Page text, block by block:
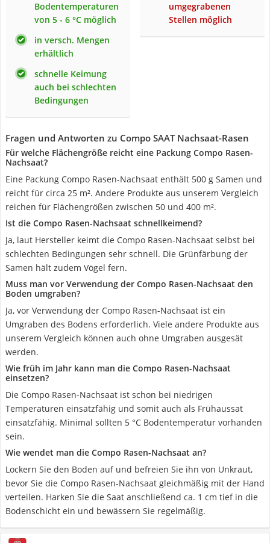
Bodentemperaturen
von 5 - 6 °C möglich
in versch. Mengen
erhältlich
schnelle Keimung
auch bei schlechten
Bedingungen
umgegrabenen
Stellen möglich
Fragen und Antworten zu Compo SAAT Nachsaat-Rasen
Für welche Flächengröße reicht eine Packung Compo Rasen-
Nachsaat?
Eine Packung Compo Rasen-Nachsaat enthält 500 g Samen und
reicht für circa 25 m². Andere Produkte aus unserem Vergleich
reichen für Flächengrößen zwischen 50 und 400 m².
Ist die Compo Rasen-Nachsaat schnellkeimend?
Ja, laut Hersteller keimt die Compo Rasen-Nachsaat selbst bei
schlechten Bedingungen sehr schnell. Die Grünfärbung der
Samen hält zudem Vögel fern.
Muss man vor Verwendung der Compo Rasen-Nachsaat den
Boden umgraben?
Ja, vor Verwendung der Compo Rasen-Nachsaat ist ein
Umgraben des Bodens erforderlich. Viele andere Produkte aus
unserem Vergleich können auch ohne Umgraben ausgesät
werden.
Wie früh im Jahr kann man die Compo Rasen-Nachsaat
einsetzen?
Die Compo Rasen-Nachsaat ist schon bei niedrigen
Temperaturen einsatzfähig und somit auch als Frühaussat
einsatzfähig. Minimal sollten 5 °C Bodentemperatur vorhanden
sein.
Wie wendet man die Compo Rasen-Nachsaat an?
Lockern Sie den Boden auf und befreien Sie ihn von Unkraut,
bevor Sie die Compo Rasen-Nachsaat gleichmäßig mit der Hand
verteilen. Harken Sie die Saat anschließend ca. 1 cm tief in die
Bodenschicht ein und bewässern Sie regelmäßig.